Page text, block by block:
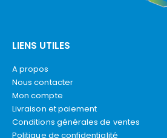
LIENS UTILES
A propos
Nous contacter
Mon compte
Livraison et paiement
Conditions générales de ventes
Politique de confidentialité